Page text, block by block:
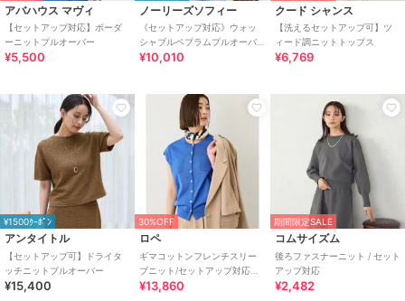
アバハウス マヴィ
【セットアップ対応】ボーダ
ーニットプルオーバー
¥5,500
ノーリーズソフィー
《セットアップ対応》ウォッ
シャブルペプラムプルオーバ
ー
¥10,010
クード シャンス
【洗えるセットアップ可】ツ
ィード調ニットトップス
¥6,769
¥1500ｸｰﾎﾟﾝ
アンタイトル
【セットアップ可】ドライタ
ッチニットプルオーバー
¥15,400
30%OFF
ロペ
ギマコットンフレンチスリー
ブニット/セットアップ対応・
イージーケア
¥13,860
期間限定SALE
コムサイズム
後ろファスナーニット / セット
アップ対応
¥2,482